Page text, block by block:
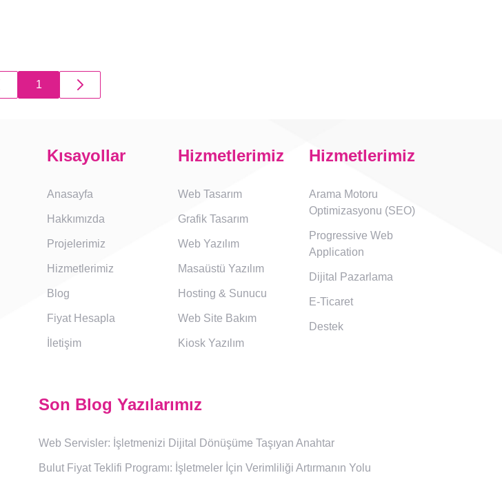
1
Kısayollar
Anasayfa
Hakkımızda
Projelerimiz
Hizmetlerimiz
Blog
Fiyat Hesapla
İletişim
Hizmetlerimiz
Web Tasarım
Grafik Tasarım
Web Yazılım
Masaüstü Yazılım
Hosting & Sunucu
Web Site Bakım
Kiosk Yazılım
Hizmetlerimiz
Arama Motoru
Optimizasyonu (SEO)
Progressive Web
Application
Dijital Pazarlama
E-Ticaret
Destek
Son Blog Yazılarımız
Web Servisler: İşletmenizi Dijital Dönüşüme Taşıyan Anahtar
Bulut Fiyat Teklifi Programı: İşletmeler İçin Verimliliği Artırmanın Yolu